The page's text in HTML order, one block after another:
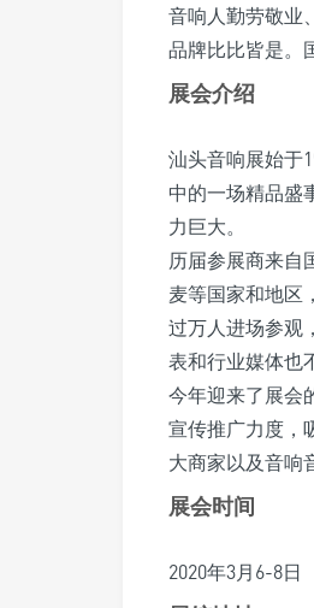
音响人勤劳敬业
品牌比比皆是。
展会介绍
汕头音响展始于
中的一场精品盛
力巨大。
历届参展商来自
麦等国家和地区
过万人进场参观
表和行业媒体也
今年迎来了展会
宣传推广力度，
大商家以及音响
展会时间
2020年3月6-8日